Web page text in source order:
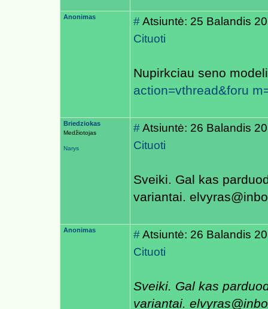
Anonimas #Atsiuntė: 25 Balandis
Cituoti
Nupirkciau seno
action=vthread&foru
Briedziokas
Medžiotojas
Narys
#Atsiuntė: 26 Balandis
Cituoti
Sveiki. Gal kas
variantai.
Anonimas #Atsiuntė: 26 Balandis
Cituoti
Sveiki. Gal kas
variantai.